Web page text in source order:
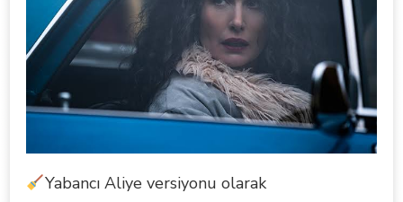
Yabancı Aliye versiyonu olarak